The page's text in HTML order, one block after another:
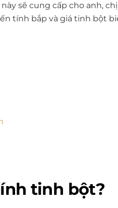
sẽ cung cấp cho anh,
tính bắp và giá tinh bột
tinh bột?